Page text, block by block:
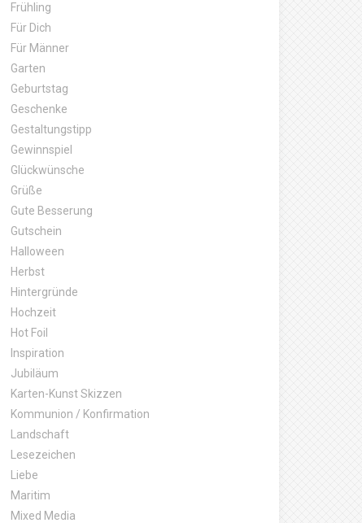
Frühling
Für Dich
Für Männer
Garten
Geburtstag
Geschenke
Gestaltungstipp
Gewinnspiel
Glückwünsche
Grüße
Gute Besserung
Gutschein
Halloween
Herbst
Hintergründe
Hochzeit
Hot Foil
Inspiration
Jubiläum
Karten-Kunst Skizzen
Kommunion / Konfirmation
Landschaft
Lesezeichen
Liebe
Maritim
Mixed Media